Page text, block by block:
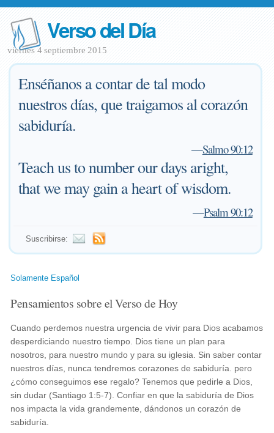
Verso del Día
viernes 4 septiembre 2015
Enséñanos a contar de tal modo
nuestros días, que traigamos al corazón
sabiduría.
—Salmo 90:12
Teach us to number our days aright,
that we may gain a heart of wisdom.
—Psalm 90:12
Suscribirse:
Solamente Español
Pensamientos sobre el Verso de Hoy
Cuando perdemos nuestra urgencia de vivir para Dios acabamos
desperdiciando nuestro tiempo. Dios tiene un plan para
nosotros, para nuestro mundo y para su iglesia. Sin saber contar
nuestros días, nunca tendremos corazones de sabiduría. pero
¿cómo conseguimos ese regalo? Tenemos que pedirle a Dios,
sin dudar (Santiago 1:5-7). Confiar en que la sabiduría de Dios
nos impacta la vida grandemente, dándonos un corazón de
sabiduría.